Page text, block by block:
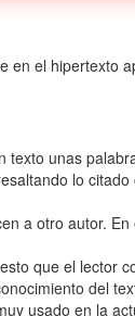
en el hipertexto
texto unas
lo
a otro autor.
que el lector
del
usado en la